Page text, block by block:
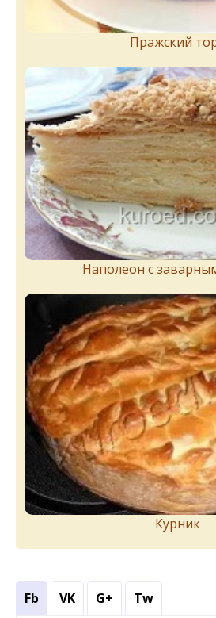
Пражский
Наполеон с
Курник
Fb VK G+ Tw